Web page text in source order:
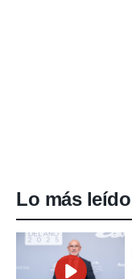
Lo más leído